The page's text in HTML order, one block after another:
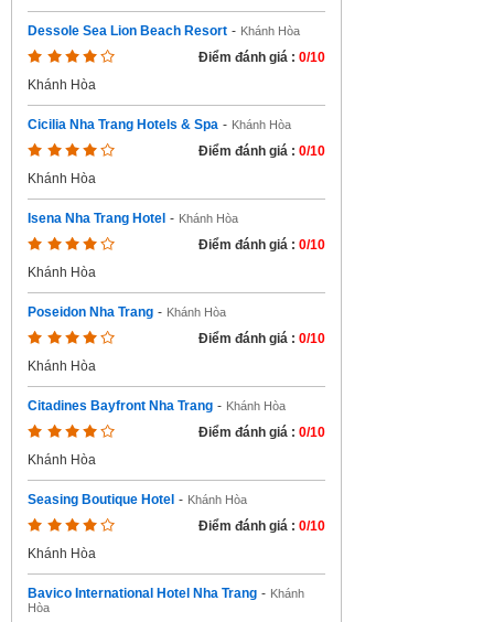
Dessole Sea Lion Beach Resort - Khánh Hòa
Điểm đánh giá : 0/10
Khánh Hòa
Cicilia Nha Trang Hotels & Spa - Khánh Hòa
Điểm đánh giá : 0/10
Khánh Hòa
Isena Nha Trang Hotel - Khánh Hòa
Điểm đánh giá : 0/10
Khánh Hòa
Poseidon Nha Trang - Khánh Hòa
Điểm đánh giá : 0/10
Khánh Hòa
Citadines Bayfront Nha Trang - Khánh Hòa
Điểm đánh giá : 0/10
Khánh Hòa
Seasing Boutique Hotel - Khánh Hòa
Điểm đánh giá : 0/10
Khánh Hòa
Bavico International Hotel Nha Trang - Khánh
Hòa